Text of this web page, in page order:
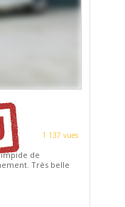
1 137 vues
de
Très belle